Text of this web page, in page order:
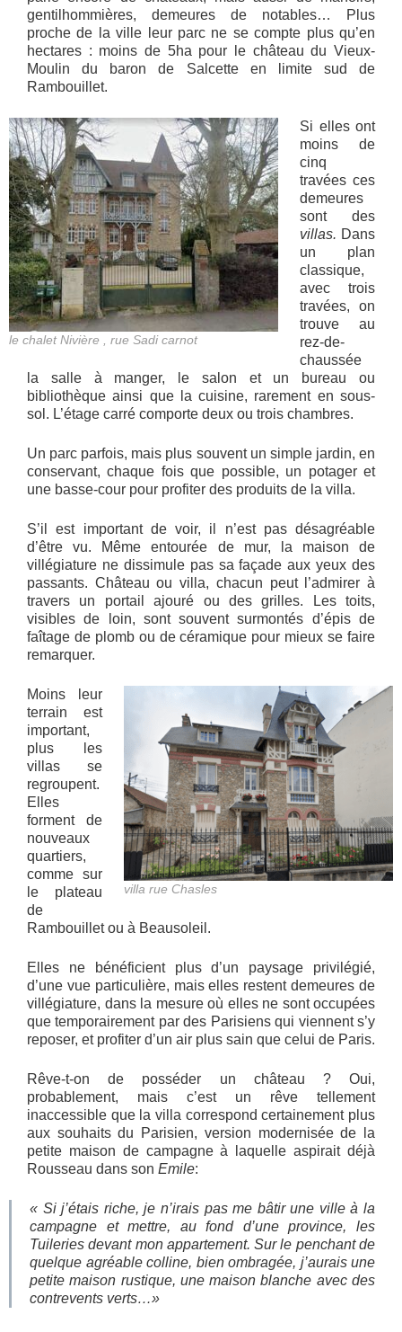
gentilhommières, demeures de notables… Plus
proche de la ville leur parc ne se compte plus qu’en
hectares : moins de 5ha pour le château du Vieux-
Moulin du baron de Salcette en limite sud de
Rambouillet.
le chalet Nivière , rue Sadi carnot
Si elles ont
moins de
cinq
travées ces
demeures
sont des
villas. Dans
un plan
classique,
avec trois
travées, on
trouve au
rez-de-
chaussée
la salle à manger, le salon et un bureau ou
bibliothèque ainsi que la cuisine, rarement en sous-
sol. L’étage carré comporte deux ou trois chambres.
Un parc parfois, mais plus souvent un simple jardin, en
conservant, chaque fois que possible, un potager et
une basse-cour pour profiter des produits de la villa.
S’il est important de voir, il n’est pas désagréable
d’être vu. Même entourée de mur, la maison de
villégiature ne dissimule pas sa façade aux yeux des
passants. Château ou villa, chacun peut l’admirer à
travers un portail ajouré ou des grilles. Les toits,
visibles de loin, sont souvent surmontés d’épis de
faîtage de plomb ou de céramique pour mieux se faire
remarquer.
villa rue Chasles
Moins leur
terrain est
important,
plus les
villas se
regroupent.
Elles
forment de
nouveaux
quartiers,
comme sur
le plateau
de
Rambouillet ou à Beausoleil.
Elles ne bénéficient plus d’un paysage privilégié,
d’une vue particulière, mais elles restent demeures de
villégiature, dans la mesure où elles ne sont occupées
que temporairement par des Parisiens qui viennent s’y
reposer, et profiter d’un air plus sain que celui de Paris.
Rêve-t-on de posséder un château ? Oui,
probablement, mais c’est un rêve tellement
inaccessible que la villa correspond certainement plus
aux souhaits du Parisien, version modernisée de la
petite maison de campagne à laquelle aspirait déjà
Rousseau dans son Emile:
« Si j’étais riche, je n’irais pas me bâtir une ville à la
campagne et mettre, au fond d’une province, les
Tuileries devant mon appartement. Sur le penchant de
quelque agréable colline, bien ombragée, j’aurais une
petite maison rustique, une maison blanche avec des
contrevents verts…»